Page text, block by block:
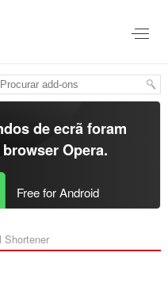
de ecrã foram
browser Opera.
Free for Android
Shortener‎